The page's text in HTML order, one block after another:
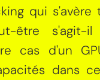
qui s'avère
être s'agit-il
cas d'un
dans